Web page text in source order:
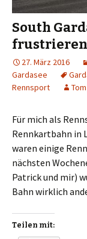
South
27. März 2016
Gardasee
Rennsport
Tom
Für mich als
Rennkartbahn in
waren einige
nächsten
Patrick und mir)
Bahn wirklich
Teilen mit: